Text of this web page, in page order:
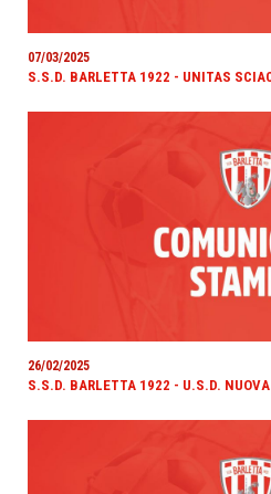
07/03/2025
S.S.D. BARLETTA 1922 - UNITAS
26/02/2025
S.S.D. BARLETTA 1922 - U.S.D.